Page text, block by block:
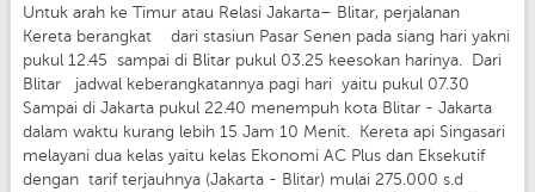
Untuk arah ke Timur atau Relasi Jakarta– Blitar, perjalanan
Kereta berangkat dari stasiun Pasar Senen pada siang hari yakni
pukul 12.45 sampai di Blitar pukul 03.25 keesokan harinya. Dari
Blitar jadwal keberangkatannya pagi hari yaitu pukul 07.30
Sampai di Jakarta pukul 22.40 menempuh kota Blitar - Jakarta
dalam waktu kurang lebih 15 Jam 10 Menit. Kereta api Singasari
melayani dua kelas yaitu kelas Ekonomi AC Plus dan Eksekutif
dengan tarif terjauhnya (Jakarta - Blitar) mulai 275.000 s.d